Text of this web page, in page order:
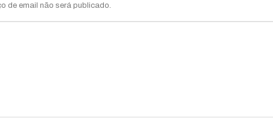
de email não será publicado.